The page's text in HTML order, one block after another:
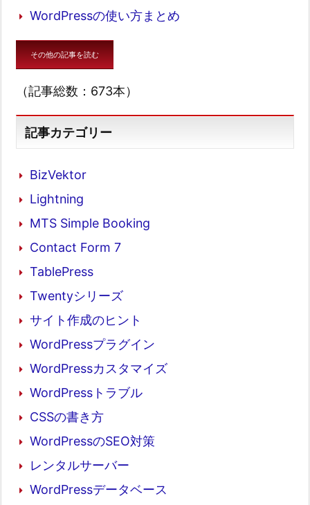
WordPressの使い方まとめ
その他の記事を読む
（記事総数：673本）
記事カテゴリー
BizVektor
Lightning
MTS Simple Booking
Contact Form 7
TablePress
Twentyシリーズ
サイト作成のヒント
WordPressプラグイン
WordPressカスタマイズ
WordPressトラブル
CSSの書き方
WordPressのSEO対策
レンタルサーバー
WordPressデータベース